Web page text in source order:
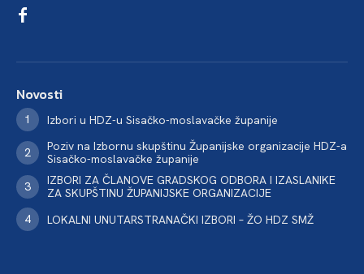
Novosti
Izbori u HDZ-u Sisačko-moslavačke županije
Poziv na Izbornu skupštinu Županijske organizacije HDZ-a
Sisačko-moslavačke županije
IZBORI ZA ČLANOVE GRADSKOG ODBORA I IZASLANIKE
ZA SKUPŠTINU ŽUPANIJSKE ORGANIZACIJE
LOKALNI UNUTARSTRANAČKI IZBORI – ŽO HDZ SMŽ